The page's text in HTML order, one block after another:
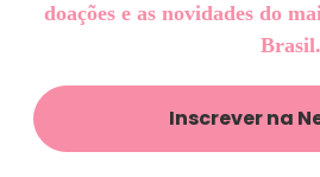
doações e as novidades do
Brasil.